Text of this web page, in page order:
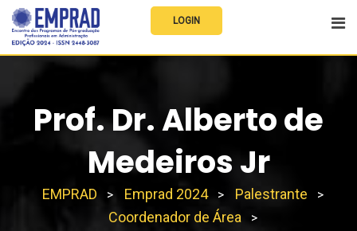
LOGIN
Prof. Dr. Alberto de
Medeiros Jr
EMPRAD > Emprad 2024 > Palestrante >
Coordenador de Área >